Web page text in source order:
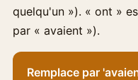
quelqu'un »). « ont »
par « avaient »).
Remplace par